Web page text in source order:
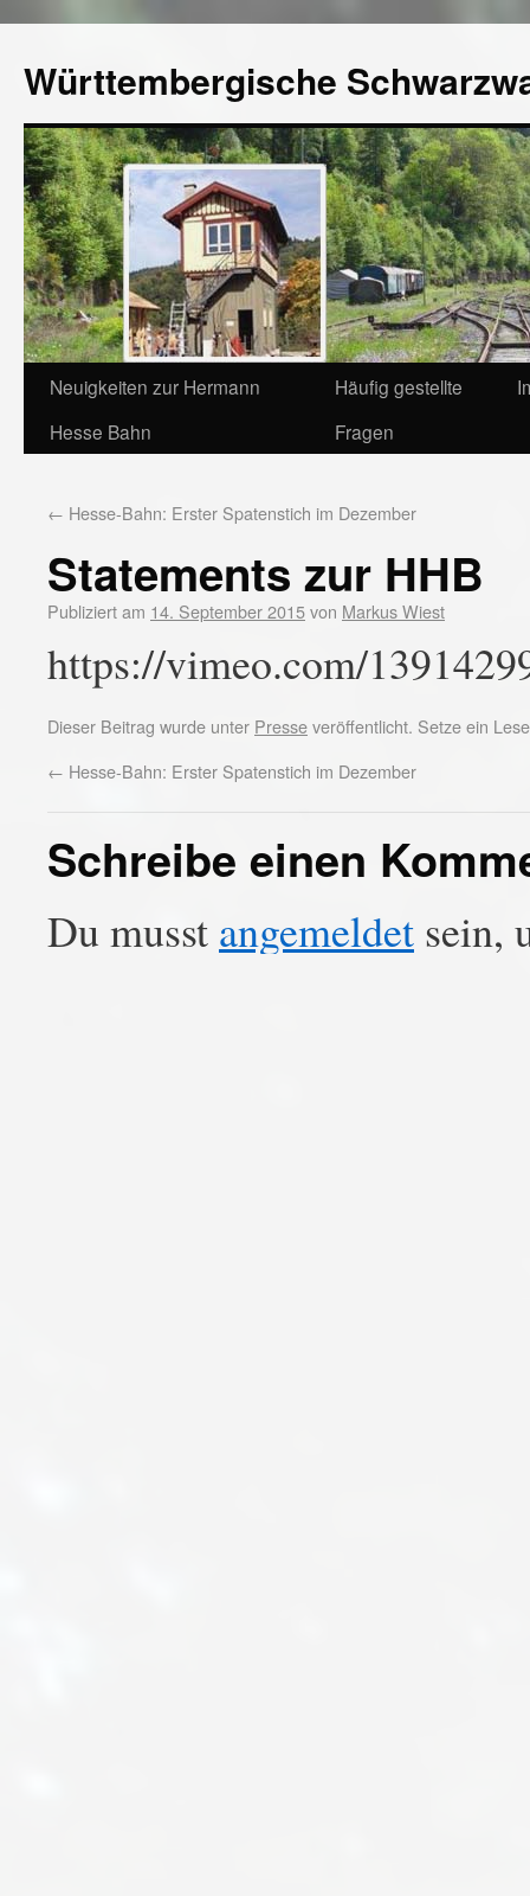
Württembergische
Neuigkeiten zur Hermann
Hesse Bahn
Häufig gestellte
Fragen
← Hesse-Bahn: Erster Spatenstich im Dezember
Statements zur HHB
Publiziert am 14. September 2015von Markus Wiest
https://vimeo.com/
Dieser Beitrag wurde unter Presseveröffentlicht. Setze ein
← Hesse-Bahn: Erster Spatenstich im Dezember
Schreibe einen
Du musst angemeldet sein,